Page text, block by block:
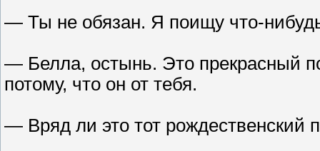
— Ты не обязан. Я поищу что-
— Белла, остынь. Это прекрасный
потому, что он от тебя.
— Вряд ли это тот рождественский